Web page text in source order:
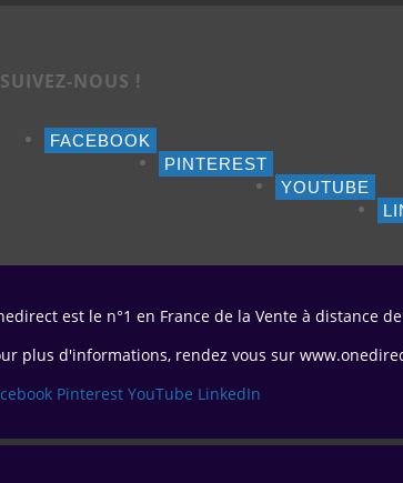
SUIVEZ-NOUS !
FACEBOOK
PINTEREST
YOUTUBE
est le n°1 en France de la Vente à distance
plus d'informations, rendez vous sur
Pinterest YouTube LinkedIn